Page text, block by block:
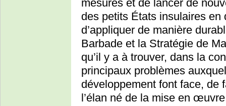
mesures et de lancer de
des petits États insulaires
d’appliquer de manière
Barbade et la Stratégie de
qu’il y a à trouver, dans la
principaux problèmes
développement font face, de
l’élan né de la mise en